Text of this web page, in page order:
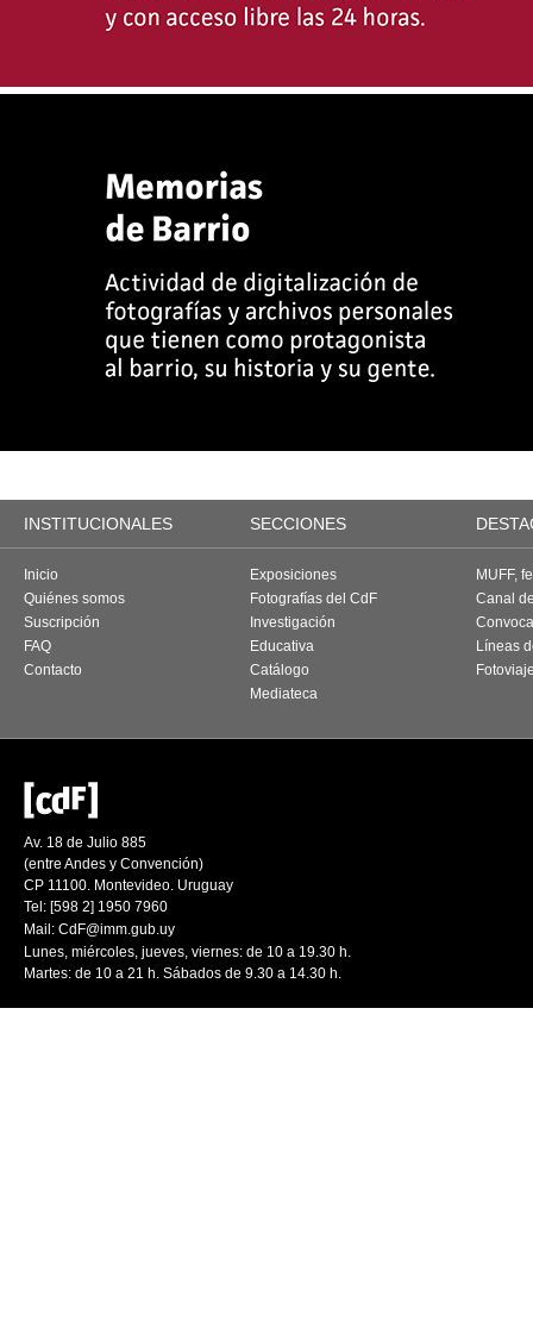
INSTITUCIONALES SECCIONES
Inicio
Quiénes somos
Suscripción
FAQ
Contacto
Exposiciones
Fotografías del CdF
Investigación
Educativa
Catálogo
Mediateca
MUFF,
Canal
Líneas
Av. 18 de Julio 885
(entre Andes y Convención)
CP 11100. Montevideo. Uruguay
Tel: [598 2] 1950 7960
Mail: CdF@imm.gub.uy
Lunes, miércoles, jueves, viernes: de 10 a 19.30 h.
Martes: de 10 a 21 h. Sábados de 9.30 a 14.30 h.